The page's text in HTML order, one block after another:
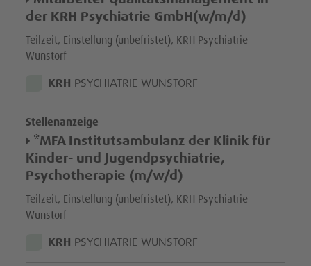
KRH Psychiatrie Wunstorf
KRH ambulant
KRH Zentrale Institute
KRH Labore
Dozenten und Lehrkräfte
FSJ / BFD
Initiativbewerbung
der KRH Psychiatrie GmbH(w/m/d)
Teilzeit, Einstellung (unbefristet), KRH Psychiatrie
Wunstorf
STANDORT:
KRH PSYCHIATRIE WUNSTORF
Stellenanzeige
*MFA Institutsambulanz der Klinik für
Kinder- und Jugendpsychiatrie,
Psychotherapie (m/w/d)
Teilzeit, Einstellung (unbefristet), KRH Psychiatrie
Wunstorf
STANDORT:
KRH PSYCHIATRIE WUNSTORF